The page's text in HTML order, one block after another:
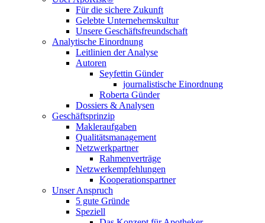
Für die sichere Zukunft
Gelebte Unternehemskultur
Unsere Geschäftsfreundschaft
Analytische Einordnung
Leitlinien der Analyse
Autoren
Seyfettin Günder
journalistische Einordnung
Roberta Günder
Dossiers & Analysen
Geschäftsprinzip
Makleraufgaben
Qualitätsmanagement
Netzwerkpartner
Rahmenverträge
Netzwerkempfehlungen
Kooperationspartner
Unser Anspruch
5 gute Gründe
Speziell